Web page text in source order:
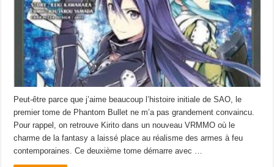
Peut-être parce que j’aime beaucoup l’histoire initiale de SAO, le
premier tome de Phantom Bullet ne m’a pas grandement convaincu.
Pour rappel, on retrouve Kirito dans un nouveau VRMMO où le
charme de la fantasy a laissé place au réalisme des armes à feu
contemporaines. Ce deuxième tome démarre avec …